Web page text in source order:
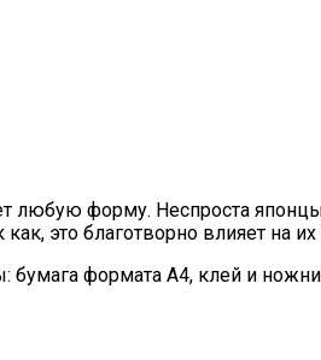
любую форму. Неспроста
это благотворно влияет на
формата А4, клей и